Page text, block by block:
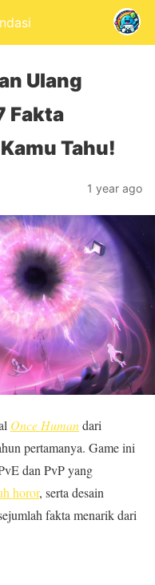
Ulang
Fakta
Tahu!
1 year ago
Once Humandari
pertamanya. Game ini
dan PvP yang
horor, serta desain
fakta menarik dari